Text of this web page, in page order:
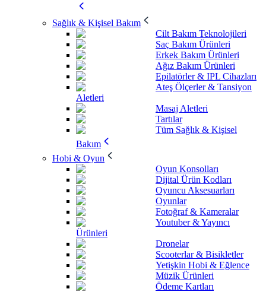
Sağlık & Kişisel Bakım
Cilt Bakım Teknolojileri
Saç Bakım Ürünleri
Erkek Bakım Ürünleri
Ağız Bakım Ürünleri
Epilatörler & IPL Cihazları
Ateş Ölçerler & Tansiyon
Aletleri
Masaj Aletleri
Tartılar
Tüm Sağlık & Kişisel
Bakım
Hobi & Oyun
Oyun Konsolları
Dijital Ürün Kodları
Oyuncu Aksesuarları
Oyunlar
Fotoğraf & Kameralar
Youtuber & Yayıncı
Ürünleri
Dronelar
Scooterlar & Bisikletler
Yetişkin Hobi & Eğlence
Müzik Ürünleri
Ödeme Kartları